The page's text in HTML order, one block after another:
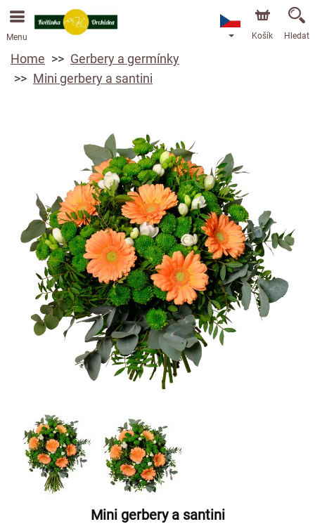
Objednávky přes e-shop přijímáme. Nejbližší možné
doručení je od 13.8.2026 z důvodu dovolené.
Menu Košík Hledat
Home
Gerbery a germínky
Mini gerbery a santini
Mini gerbery a santini